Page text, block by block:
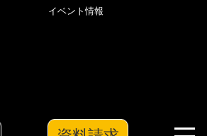
イベント情報